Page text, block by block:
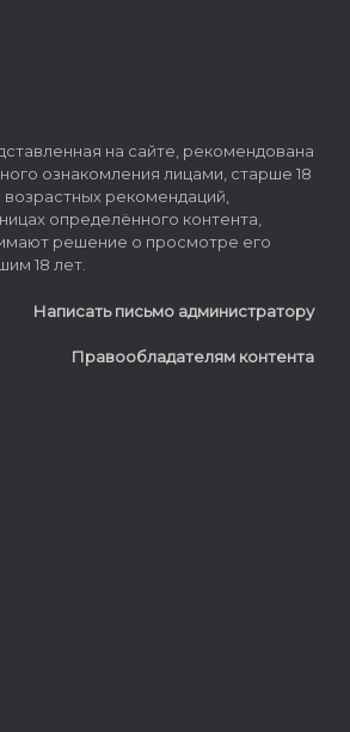
на сайте, рекомендована
ознакомления лицами, старше 18
рекомендаций,
определённого контента,
решение о просмотре его
18 лет.
Написать письмо администратору
Правообладателям контента